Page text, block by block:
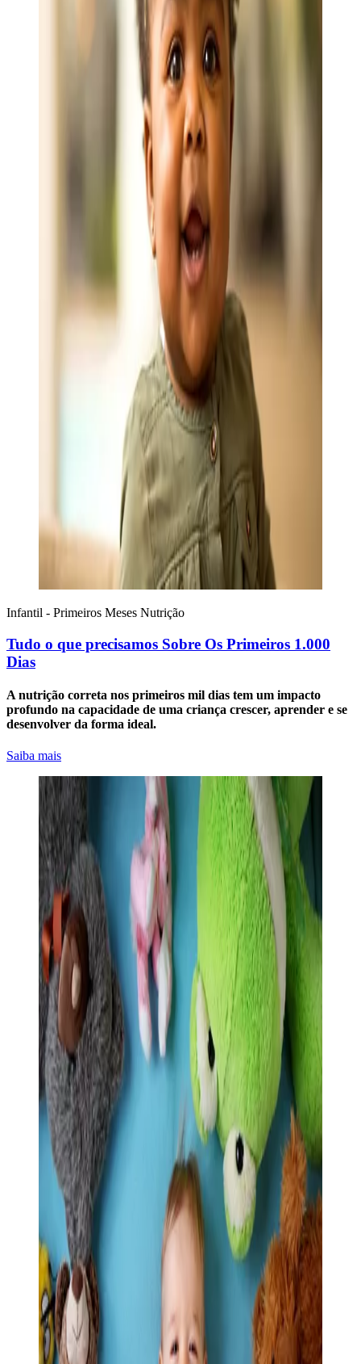
Infantil - Primeiros Meses Nutrição
Tudo o que precisamos Sobre Os Primeiros 1.000
Dias
A nutrição correta nos primeiros mil dias tem um impacto
profundo na capacidade de uma criança crescer, aprender e se
desenvolver da forma ideal.
Saiba mais